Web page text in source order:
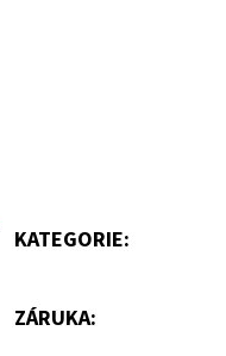
KATEGORIE:
ZÁRUKA: